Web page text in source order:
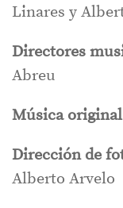
Linares y
Directores
Abreu
Música
Dirección de
Alberto Arvelo